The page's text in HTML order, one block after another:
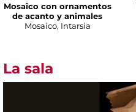
Mosaico con ornamentos
de acanto y animales
Mosaico, Intarsia
La sala